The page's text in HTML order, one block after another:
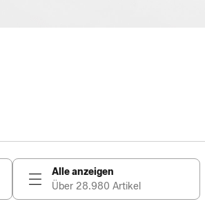
Alle anzeigen
Über 28.980 Artikel